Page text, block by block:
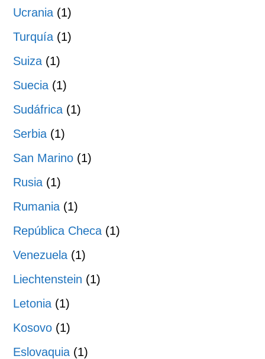
Ucrania (1)
Turquía (1)
Suiza (1)
Suecia (1)
Sudáfrica (1)
Serbia (1)
San Marino (1)
Rusia (1)
Rumania (1)
República Checa (1)
Venezuela (1)
Liechtenstein (1)
Letonia (1)
Kosovo (1)
Eslovaquia (1)